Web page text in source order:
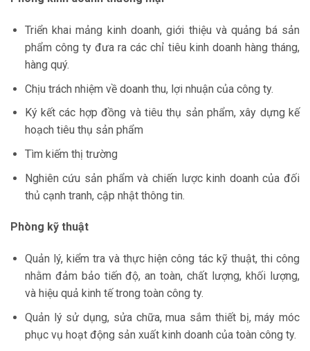
Triển khai mảng kinh doanh, giới thiệu và quảng bá sản
phẩm công ty đưa ra các chỉ tiêu kinh doanh hàng tháng,
hàng quý.
Chịu trách nhiệm về doanh thu, lợi nhuận của công ty.
Ký kết các hợp đồng và tiêu thụ sản phẩm, xây dựng kế
hoạch tiêu thụ sản phẩm
Tìm kiếm thị trường
Nghiên cứu sản phẩm và chiến lược kinh doanh của đối
thủ cạnh tranh, cập nhật thông tin.
Phòng kỹ thuật
Quản lý, kiểm tra và thực hiện công tác kỹ thuật, thi công
nhằm đảm bảo tiến độ, an toàn, chất lượng, khối lượng,
và hiệu quả kinh tế trong toàn công ty.
Quản lý sử dụng, sửa chữa, mua sắm thiết bị, máy móc
phục vụ hoạt động sản xuất kinh doanh của toàn công ty.